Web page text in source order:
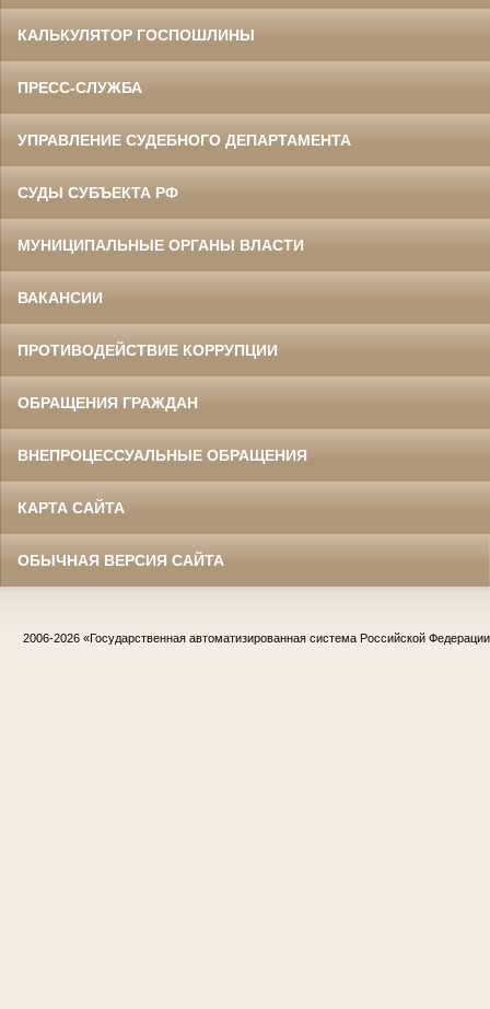
КАЛЬКУЛЯТОР ГОСПОШЛИНЫ
ПРЕСС-СЛУЖБА
УПРАВЛЕНИЕ СУДЕБНОГО ДЕПАРТАМЕНТА
СУДЫ СУБЪЕКТА РФ
МУНИЦИПАЛЬНЫЕ ОРГАНЫ ВЛАСТИ
ВАКАНСИИ
ПРОТИВОДЕЙСТВИЕ КОРРУПЦИИ
ОБРАЩЕНИЯ ГРАЖДАН
ВНЕПРОЦЕССУАЛЬНЫЕ ОБРАЩЕНИЯ
КАРТА САЙТА
ОБЫЧНАЯ ВЕРСИЯ САЙТА
2006-2026 «Государственная автоматизированная система Российской